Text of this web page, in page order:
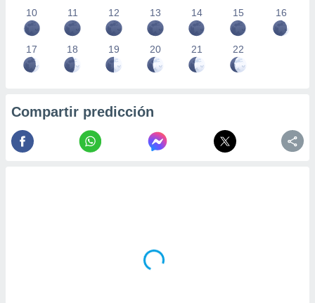
10 11 12 13 14 15 16
17 18 19 20 21 22
Compartir predicción